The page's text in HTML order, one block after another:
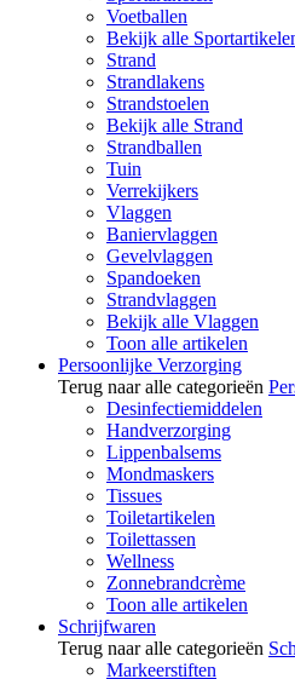
Voetballen
Bekijk alle
Strand
Strandlakens
Strandstoelen
Bekijk alle Strand
Strandballen
Tuin
Verrekijkers
Vlaggen
Baniervlaggen
Gevelvlaggen
Spandoeken
Strandvlaggen
Bekijk alle Vlaggen
Toon alle artikelen
Persoonlijke Verzorging
Terug naar alle categorieën
Desinfectiemiddelen
Handverzorging
Lippenbalsems
Mondmaskers
Tissues
Toiletartikelen
Toilettassen
Wellness
Zonnebrandcrème
Toon alle artikelen
Schrijfwaren
Terug naar alle categorieën
Markeerstiften